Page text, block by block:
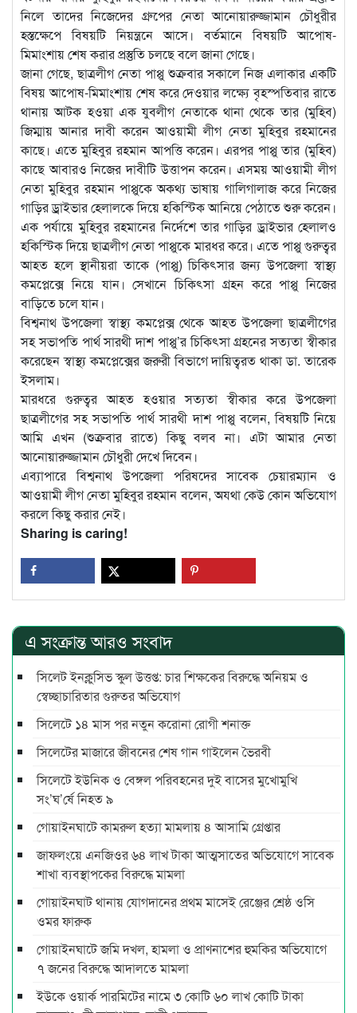
নিলে তাদের নিজেদের গ্রুপের নেতা আনোয়ারুজ্জামান চৌধুরীর
হস্তক্ষেপে বিষয়টি নিয়ন্ত্রনে আসে। বর্তমানে বিষয়টি আপোষ-
মিমাংশায় শেষ করার প্রস্তুতি চলছে বলে জানা গেছে।
জানা গেছে, ছাত্রলীগ নেতা পাপ্পু শুক্রবার সকালে নিজ এলাকার একটি
বিষয় আপোষ-মিমাংশায় শেষ করে দেওয়ার লক্ষ্যে বৃহস্পতিবার রাতে
থানায় আটক হওয়া এক যুবলীগ নেতাকে থানা থেকে তার (মুহিব)
জিম্মায় আনার দাবী করেন আওয়ামী লীগ নেতা মুহিবুর রহমানের
কাছে। এতে মুহিবুর রহমান আপত্তি করেন। এরপর পাপ্পু তার (মুহিব)
কাছে আবারও নিজের দাবীটি উত্তাপন করেন। এসময় আওয়ামী লীগ
নেতা মুহিবুর রহমান পাপ্পুকে অকথ্য ভাষায় গালিগালাজ করে নিজের
গাড়ির ড্রাইভার হেলালকে দিয়ে হকিস্টিক আনিয়ে পেঠাতে শুরু করেন।
এক পর্যায়ে মুহিবুর রহমানের নির্দেশে তার গাড়ির ড্রাইভার হেলালও
হকিস্টিক দিয়ে ছাত্রলীগ নেতা পাপ্পুকে মারধর করে। এতে পাপ্পু গুরুত্বর
আহত হলে স্থানীয়রা তাকে (পাপ্পু) চিকিৎসার জন্য উপজেলা স্বাস্থ্য
কমপ্লেক্সে নিয়ে যান। সেখানে চিকিৎসা গ্রহন করে পাপ্পু নিজের
বাড়িতে চলে যান।
বিশ্বনাথ উপজেলা স্বাস্থ্য কমপ্লেক্স থেকে আহত উপজেলা ছাত্রলীগের
সহ সভাপতি পার্থ সারথী দাশ পাপ্পু’র চিকিৎসা গ্রহনের সত্যতা স্বীকার
করেছেন স্বাস্থ্য কমপ্লেক্সের জরুরী বিভাগে দায়িত্বরত থাকা ডা. তারেক
ইসলাম।
মারধরে গুরুত্বর আহত হওয়ার সত্যতা স্বীকার করে উপজেলা
ছাত্রলীগের সহ সভাপতি পার্থ সারথী দাশ পাপ্পু বলেন, বিষয়টি নিয়ে
আমি এখন (শুক্রবার রাতে) কিছু বলব না। এটা আমার নেতা
আনোয়ারুজ্জামান চৌধুরী দেখে দিবেন।
এব্যাপারে বিশ্বনাথ উপজেলা পরিষদের সাবেক চেয়ারম্যান ও
আওয়ামী লীগ নেতা মুহিবুর রহমান বলেন, অযথা কেউ কোন অভিযোগ
করলে কিছু করার নেই।
Sharing is caring!
এ সংক্রান্ত আরও সংবাদ
সিলেট ইনক্লুসিভ স্কুল উত্তপ্ত: চার শিক্ষকের বিরুদ্ধে অনিয়ম ও
স্বেচ্ছাচারিতার গুরুতর অভিযোগ
সিলেটে ১৪ মাস পর নতুন করোনা রোগী শনাক্ত
সিলেটের মাজারে জীবনের শেষ গান গাইলেন ভৈরবী
সিলেটে ইউনিক ও বেঙ্গল পরিবহনের দুই বাসের মুখোমুখি
সং’ঘ’র্ষে নিহত ৯
গোয়াইনঘাটে কামরুল হত্যা মামলায় ৪ আসামি গ্রেপ্তার
জাফলংয়ে এনজিওর ৬৪ লাখ টাকা আত্মসাতের অভিযোগে সাবেক
শাখা ব্যবস্থাপকের বিরুদ্ধে মামলা
গোয়াইনঘাট থানায় যোগদানের প্রথম মাসেই রেঞ্জের শ্রেষ্ঠ ওসি
ওমর ফারুক
গোয়াইনঘাটে জমি দখল, হামলা ও প্রাণনাশের হুমকির অভিযোগে
৭ জনের বিরুদ্ধে আদালতে মামলা
ইউকে ওয়ার্ক পারমিটের নামে ৩ কোটি ৬০ লাখ কোটি টাকা